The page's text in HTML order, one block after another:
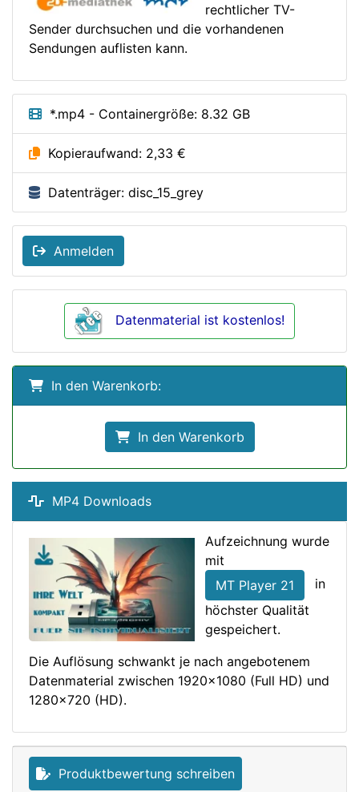
rechtlicher TV-
Sender durchsuchen und die vorhandenen
Sendungen auflisten kann.
*.mp4 - Containergröße: 8.32 GB
Kopieraufwand: 2,33 €
Datenträger: disc_15_grey
Anmelden
Datenmaterial ist kostenlos!
In den Warenkorb:
In den Warenkorb
MP4 Downloads
Aufzeichnung wurde
mit
MT Player 21
in
höchster Qualität
gespeichert.
Die Auflösung schwankt je nach angebotenem
Datenmaterial zwischen 1920x1080 (Full HD) und
1280x720 (HD).
Produktbewertung schreiben